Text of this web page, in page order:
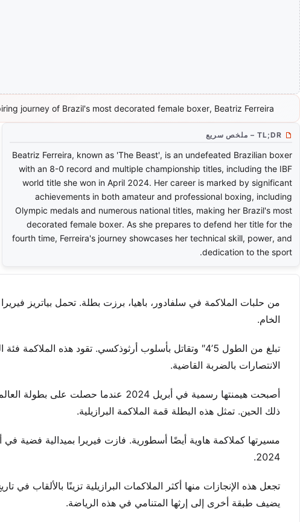
journey of Brazil's most decorated female boxer, Beatriz Ferreira.
TL;DR – ملخص سريع
Beatriz Ferreira, known as 'The Beast', is an undefeated Brazilian boxer
with an 8-0 record and multiple championship titles, including the IBF
world title she won in April 2024. Her career is marked by significant
achievements in both amateur and professional boxing, including
Olympic medals and numerous national titles, making her Brazil's most
decorated female boxer. As she prepares to defend her title for the
fourth time, Ferreira's journey showcases her technical skill, power, and
dedication to the sport.
من حلبات الملاكمة في سلفادور، باهيا، برزت بطلة. تحمل بياتريز
الخام.
الانتصارات بالضربة القاضية.
أصبحت هيمنتها رسمية في أبريل 2024
ذلك الحين. تمثل هذه البطلة قمة الملاكمة البرازيلية.
2024.
تجعل هذه الإنجازات منها أكثر الملاكمات البرازيلية تزينًا بالألقاب
يضيف طبقة أخرى إلى إرثها المتنامي في هذه الرياضة.